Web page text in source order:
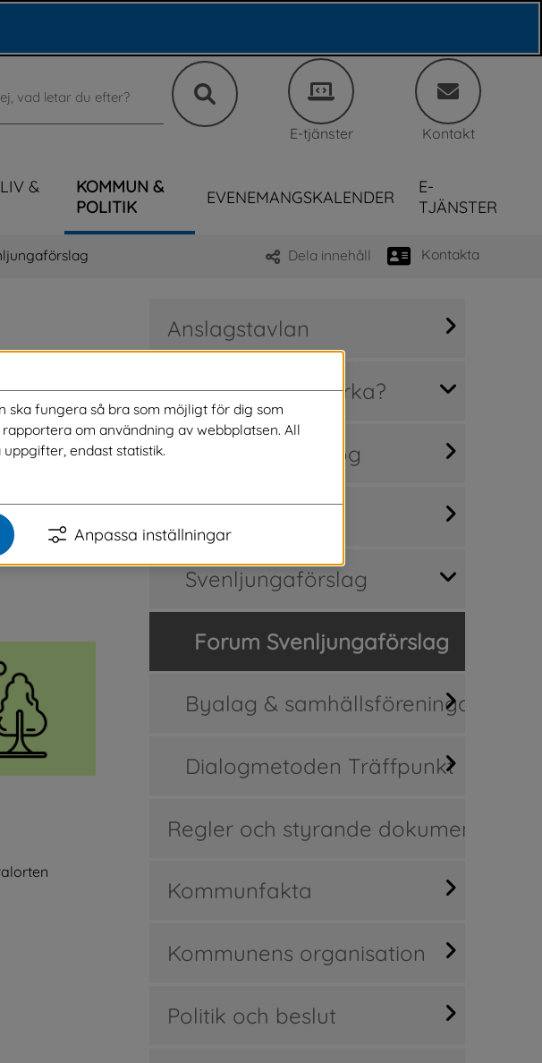
E-tjänster Kontakt
&
KOMMUN &
POLITIK
EVENEMANGSKALENDER
E-
TJÄNSTER
Dela innehåll Kontakta
och följa
politisk
hittar
Anslagstavlan
Hur kan jag påverka?
Medborgardialog
Svenljungaförslag
Forum Svenljungaförslag
Byalag & samhällsföreningar
Dialogmetoden Träffpunkt
Regler och styrande dokument
Kommunfakta
Kommunens organisation
Politik och beslut
ska fungera så bra som möjligt för dig som
om användning av webbplatsen. All
endast statistik.
Anpassa inställningar